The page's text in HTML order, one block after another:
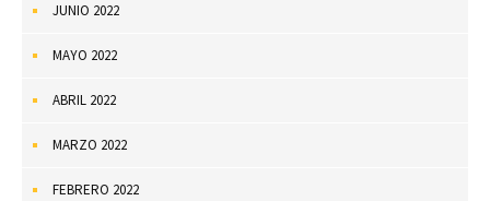
JUNIO 2022
MAYO 2022
ABRIL 2022
MARZO 2022
FEBRERO 2022